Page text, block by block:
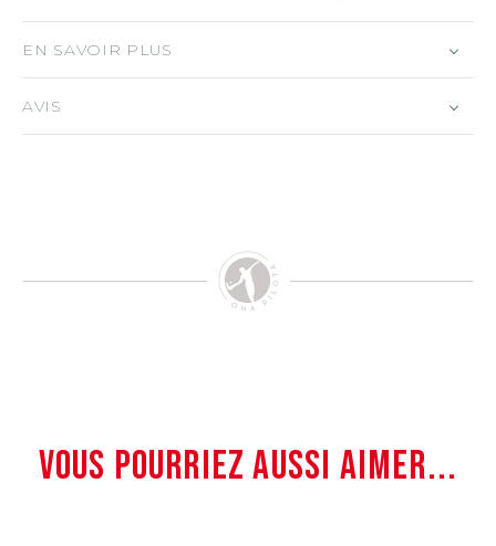
EN SAVOIR PLUS
AVIS
VOUS POURRIEZ AUSSI AIMER...